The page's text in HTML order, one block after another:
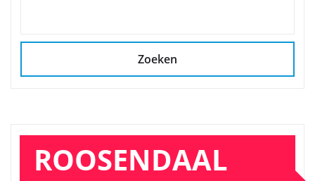
Zoeken
ROOSENDAAL